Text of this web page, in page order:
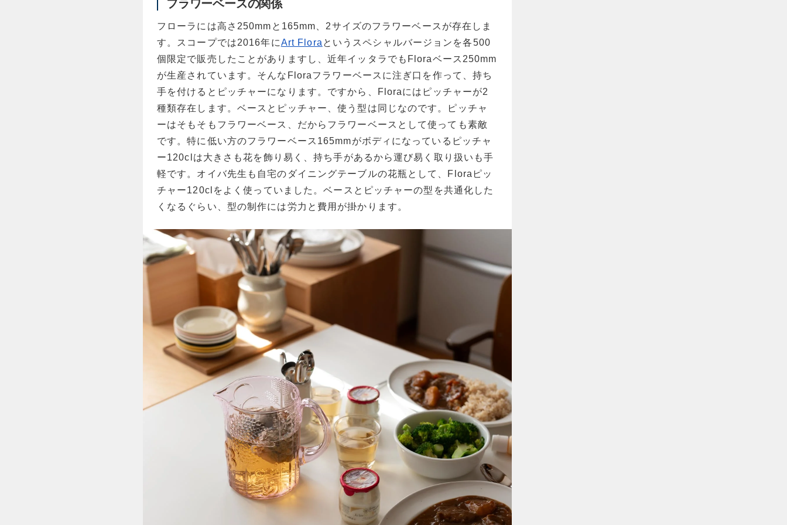
フローラには高さ250mmと165mm、2サイズのフラワーベースが存在しま
す。スコープでは2016年にArt Flora というスペシャルバージョンを各500
個限定で販売したことがありますし、近年イッタラでもFloraベース250mm
が生産されています。そんなFloraフラワーベースに注ぎ口を作って、持ち
手を付けるとピッチャーになります。ですから、Floraにはピッチャーが2
種類存在します。ベースとピッチャー、使う型は同じなのです。ピッチャ
ーはそもそもフラワーベース、だからフラワーベースとして使っても素敵
です。特に低い方のフラワーベース165mmがボディになっているピッチャ
ー120clは大きさも花を飾り易く、持ち手があるから運び易く取り扱いも手
軽です。オイバ先生も自宅のダイニングテーブルの花瓶として、Floraピッ
チャー120clをよく使っていました。ベースとピッチャーの型を共通化した
くなるぐらい、型の制作には労力と費用が掛かります。